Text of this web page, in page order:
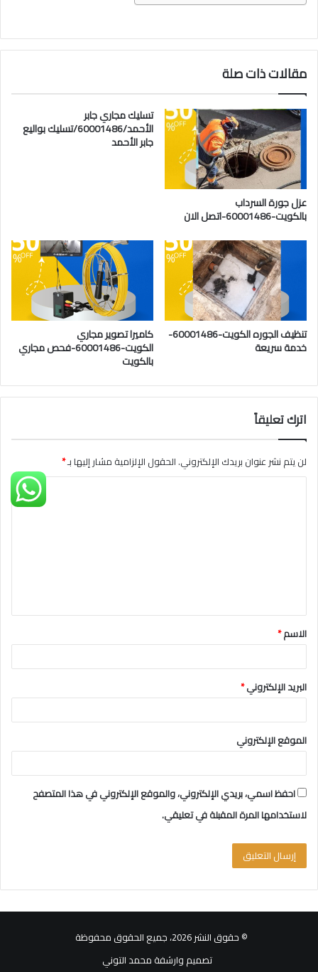
مقالات ذات صلة
عزل جورة السرداب
بالكويت-60001486-اتصل الان
تسليك مجاري جابر
الأحمد/60001486/تسليك بواليع
جابر الأحمد
تنظيف الجوره الكويت-60001486-
خدمة سريعة
كاميرا تصوير مجاري
الكويت-60001486-فحص مجاري
بالكويت
اترك تعليقاً
لن يتم نشر عنوان بريدك الإلكتروني.الحقول الإلزامية مشار إليها بـ*
ق
*
الاسم*
البريد الإلكتروني*
الموقع الإلكتروني
احفظ اسمي، بريدي الإلكتروني، والموقع الإلكتروني في هذا المتصفح
لاستخدامها المرة المقبلة في تعليقي.
© حقوق النشر 2026، جميع الحقوق محفوظة
تصميم وارشفة محمد التوني